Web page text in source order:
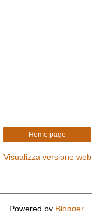
Home page
Visualizza versione web
Powered by Blogger.